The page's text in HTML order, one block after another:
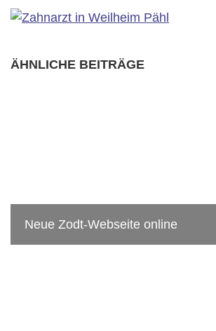
ÄHNLICHE BEITRÄGE
Neue Zodt-Webseite online